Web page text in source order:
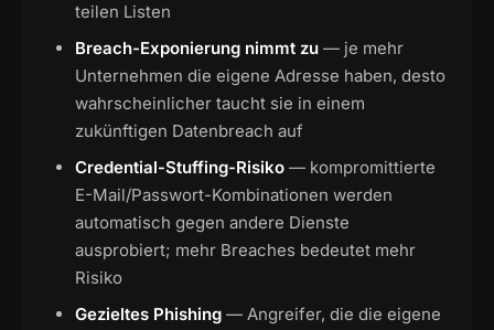
teilen Listen
Breach-Exponierung nimmt zu — je mehr
Unternehmen die eigene Adresse haben, desto
wahrscheinlicher taucht sie in einem
zukünftigen Datenbreach auf
Credential-Stuffing-Risiko — kompromittierte
E-Mail/Passwort-Kombinationen werden
automatisch gegen andere Dienste
ausprobiert; mehr Breaches bedeutet mehr
Risiko
Gezieltes Phishing — Angreifer, die die eigene